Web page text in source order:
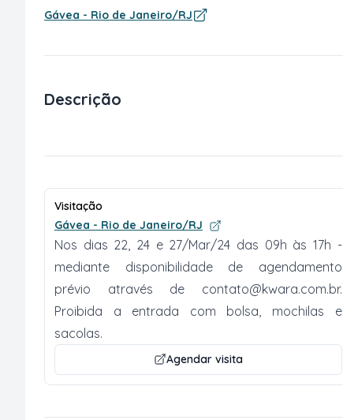
Gávea - Rio de Janeiro/RJ
Descrição
Visitação
Gávea - Rio de Janeiro/RJ
Nos dias 22, 24 e 27/Mar/24 das 09h às 17h -
mediante disponibilidade de agendamento
prévio através de contato@kwara.com.br.
Proibida a entrada com bolsa, mochilas e
sacolas.
Agendar visita